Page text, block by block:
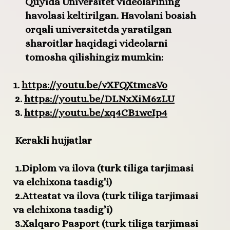
havolasi keltirilgan. Havolani bosish
orqali universitetda yaratilgan
sharoitlar haqidagi videolarni
tomosha qilishingiz mumkin:
1.https://youtu.be/vXFQXtmcsVo
2.https://youtu.be/DLNxXiM6zLU
3.https://youtu.be/xq4CB1wcIp4
Kerakli hujjatlar
1.Diplom va ilova (turk tiliga tarjimasi
va elchixona tasdig'i)
2.Attestat va ilova (turk tiliga tarjimasi
va elchixona tasdig’i)
3.Xalqaro Pasport (turk tiliga tarjimasi